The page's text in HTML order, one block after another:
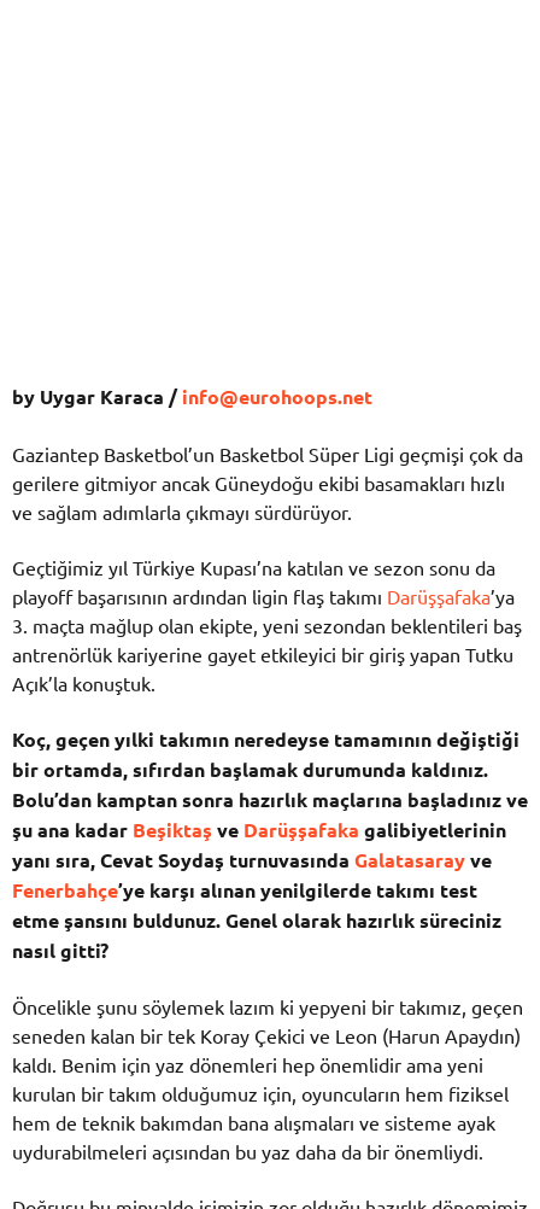
by Uygar Karaca /info@eurohoops.net
Gaziantep Basketbol’un Basketbol Süper Ligi geçmişi çok da
gerilere gitmiyor ancak Güneydoğu ekibi basamakları hızlı
ve sağlam adımlarla çıkmayı sürdürüyor.
Geçtiğimiz yıl Türkiye Kupası’na katılan ve sezon sonu da
playoff başarısının ardından ligin flaş takımı Darüşşafaka’ya
3. maçta mağlup olan ekipte, yeni sezondan beklentileri baş
antrenörlük kariyerine gayet etkileyici bir giriş yapan Tutku
Açık’la konuştuk.
Koç, geçen yılki takımın neredeyse tamamının değiştiği
bir ortamda, sıfırdan başlamak durumunda kaldınız.
Bolu’dan kamptan sonra hazırlık maçlarına başladınız ve
şu ana kadar Beşiktaş ve Darüşşafaka galibiyetlerinin
yanı sıra, Cevat Soydaş turnuvasında Galatasarayve
Fenerbahçe’ye karşı alınan yenilgilerde takımı test
etme şansını buldunuz. Genel olarak hazırlık süreciniz
nasıl gitti?
Öncelikle şunu söylemek lazım ki yepyeni bir takımız, geçen
seneden kalan bir tek Koray Çekici ve Leon (Harun Apaydın)
kaldı. Benim için yaz dönemleri hep önemlidir ama yeni
kurulan bir takım olduğumuz için, oyuncuların hem fiziksel
hem de teknik bakımdan bana alışmaları ve sisteme ayak
uydurabilmeleri açısından bu yaz daha da bir önemliydi.